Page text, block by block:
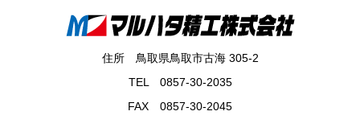
住所 鳥取県鳥取市古海 305-2
TEL 0857-30-2035
FAX 0857-30-2045